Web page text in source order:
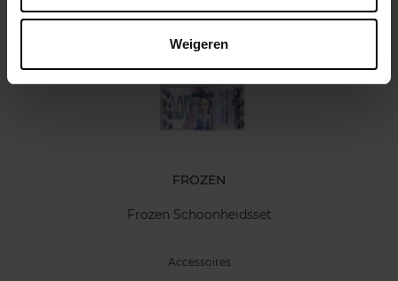
Weigeren
Nog iets vergeten ?
FROZEN
Frozen Schoonheidsset
Accessoires